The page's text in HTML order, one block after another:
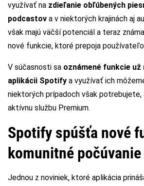
využívať na zdieľanie obľúbených
podcastov a v niektorých krajinách aj
však majú väčší potenciál a teraz
nové funkcie, ktoré prepoja
V súčasnosti sa oznámené funkcie už
aplikácii Spotify a využívať ich
niektorých prípadoch však potrebujete,
aktívnu službu Premium.
Spotify spúšťa nové
komunitné počúvanie
Jednou z noviniek, ktoré aplikácia